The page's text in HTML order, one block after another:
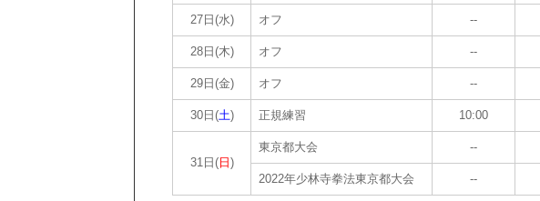
27日(水) オフ --
28日(木) オフ --
29日(金) オフ --
30日(土) 正規練習 10:00
31日(日 )
東京都大会 --
2022年少林寺拳法東京都大会 --